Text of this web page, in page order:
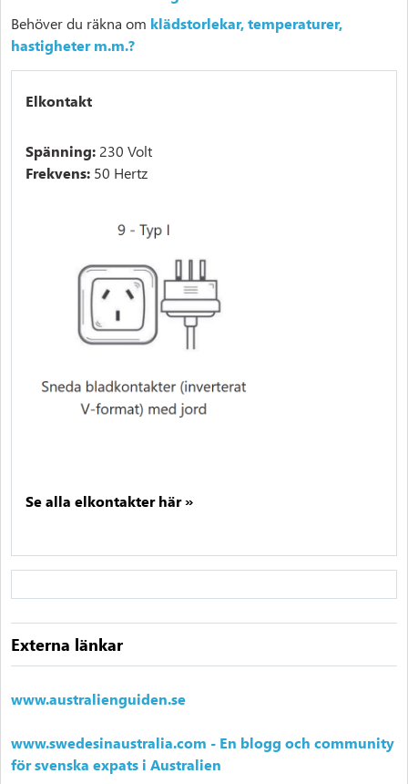
Behöver du räkna om klädstorlekar, temperaturer,
hastigheter m.m.?
Elkontakt
Spänning:230 Volt
Frekvens: 50 Hertz
Se alla elkontakter här »
Externa länkar
www.australienguiden.se
www.swedesinaustralia.com - En blogg och community
för svenska expats i Australien